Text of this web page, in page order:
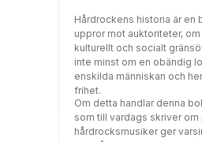
Hårdrockens historia är en
uppror mot auktoriteter,
kulturellt och socialt
inte minst om en obändig
enskilda människan och
frihet.
Om detta handlar denna
som till vardags skriver om
hårdrocksmusiker ger